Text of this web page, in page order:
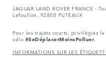
JAGUAR LAND ROVER FRANCE -
Lefoullon, 92800 PUTEAUX
Pour les trajets courts, privilégiez
vélo #SeDéplacerMoinsPolluer
INFORMATIONS SUR LES